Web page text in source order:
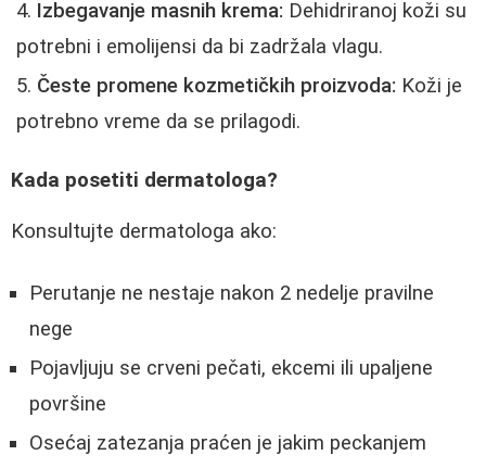
Izbegavanje masnih krema: Dehidriranoj koži su
potrebni i emolijensi da bi zadržala vlagu.
Česte promene kozmetičkih proizvoda: Koži je
potrebno vreme da se prilagodi.
Kada posetiti dermatologa?
Konsultujte dermatologa ako:
Perutanje ne nestaje nakon 2 nedelje pravilne
nege
Pojavljuju se crveni pečati, ekcemi ili upaljene
površine
Osećaj zatezanja praćen je jakim peckanjem